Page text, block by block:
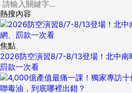
熱搜內容
焦點
2026防空演習8/7-8/13登場！北中南
罰款一次看